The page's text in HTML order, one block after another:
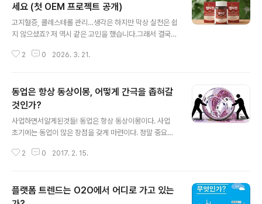
을 수도 없는 일이다. 결국 사소하나마 조금씩 먼저 베풀어
야 관계도 만들어지고 일도 만들어지게 된다. 그게 안되면
사람도 떨어져 나가고 일도 떨어져 나가게 된다. 나는 줬다
고 생각하지만 상대는 아니다라고 생각할 수도 있다. 이런
사람과는 되도록 일을 함께 하지 마라. 준 것만 생각하고 받
세요 (첫 OEM 프로젝트 공개)
고지혈증, 콜레스테롤 관리…생각은 하지만 막상 실천은 쉽
지 않으셨죠? 저 역시 같은 고민을 했습니다.그래서 결국,
린’입니다.왜 이 제품을 만들게 되었을까?저는 40대 후반
기로 했습니다.50대 초반이 된 저는 여전히 약을 먹지 않
고 있습니다. 주변을 보면✔ 건강검진에서 콜레스테롤 수
치가 높게 나오고✔ 식단 관리, 운동은 쉽지 않고✔ 그렇다
고 방치하기에는 불안한 분들이 정말 많습니다.그런데 문
제는 하나입니다.“지속할 수 있는 관리 방법이 없다” 그래
서 저는‘꾸준히 먹을 수 있는 형태의 관리 솔루션’을 만들기
2 0 2026. 3. 21.
동업은 항상 동상이몽, 어떻게 간극을 좁혀갈
것인가?
사업하면서알게된것들! 동업은 항상 동상이몽이다. 사업
초기에는 동업이 많은 장점을 갖게 마련이다. 정말 중요하
으로 덜하다. 좋은 공동 창업자가 있으면 세상에 무서울 것
즈니스를 통해 얻고자 하는 것도 다르다. 이렇게 되면 사업
2 0 2017. 2. 15.
플랫폼 트렌드는 O2O에서 어디로 가고 있는